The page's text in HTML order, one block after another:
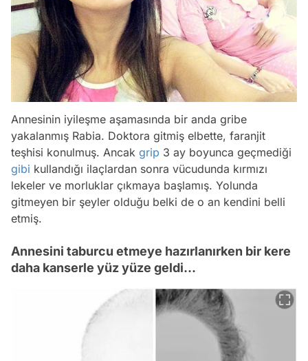
Annesinin iyileşme aşamasında bir anda gribe
yakalanmış Rabia. Doktora gitmiş elbette, faranjit
teşhisi konulmuş. Ancak grip 3 ay boyunca geçmediği
gibi kullandığı ilaçlardan sonra vücudunda kırmızı
lekeler ve morluklar çıkmaya başlamış. Yolunda
gitmeyen bir şeyler olduğu belki de o an kendini belli
etmiş.
Annesini taburcu etmeye hazırlanırken bir kere
daha kanserle yüz yüze geldi...